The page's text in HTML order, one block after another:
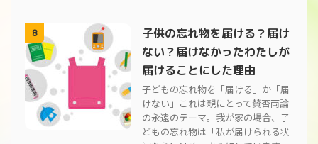
8
子供の忘れ物を届ける？届け
ない？届けなかったわたしが
届けることにした理由
子どもの忘れ物を「届ける」か「届
けない」これは親にとって賛否両論
の永遠のテーマ。我が家の場合、子
どもの忘れ物は「私が届けられる状